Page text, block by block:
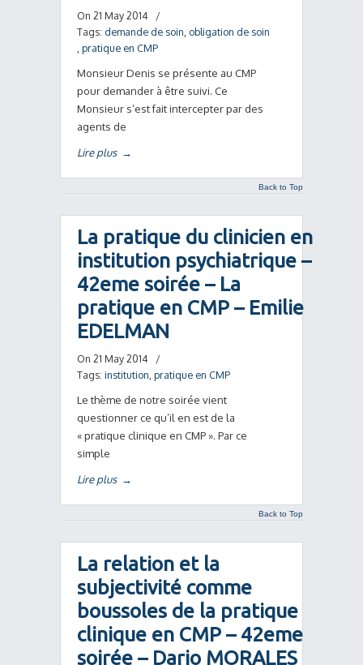
On 21 May 2014
/
Tags: demande de soin obligation de soin
pratique en CMP
Monsieur Denis se présente au CMP
pour demander à être suivi. Ce
Monsieur s’est fait intercepter par des
agents de
Lire plus →
Back to Top
La pratique du clinicien en
institution psychiatrique –
42eme soirée – La
pratique en CMP – Emilie
EDELMAN
On 21 May 2014
/
Tags: institution pratique en CMP
Le thème de notre soirée vient
questionner ce qu’il en est de la
« pratique clinique en CMP ». Par ce
simple
Lire plus →
Back to Top
La relation et la
subjectivité comme
boussoles de la pratique
clinique en CMP – 42eme
soirée – Dario MORALES